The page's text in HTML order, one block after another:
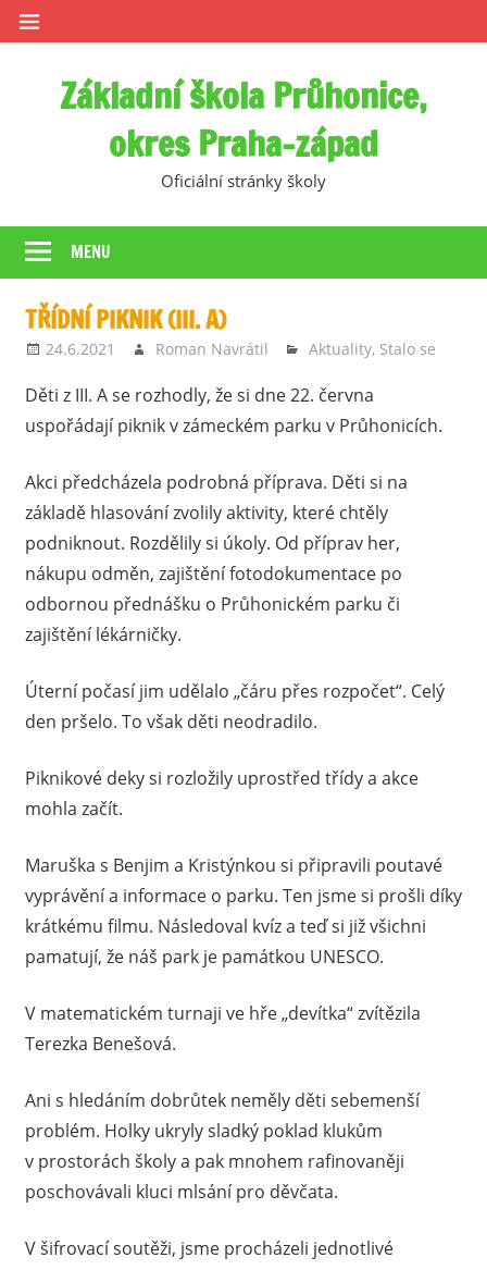
Skip
to
Základní škola Průhonice,
okres Praha-západ
Oficiální stránky školy
MENU
TŘÍDNÍ PIKNIK (III. A)
24.6.2021 Roman Navrátil Aktuality, Stalo se
Děti z III. A se rozhodly, že si dne 22. června
uspořádají piknik v zámeckém parku v Průhonicích.
Akci předcházela podrobná příprava. Děti si na
základě hlasování zvolily aktivity, které chtěly
podniknout. Rozdělily si úkoly. Od příprav her,
nákupu odměn, zajištění fotodokumentace po
odbornou přednášku o Průhonickém parku či
zajištění lékárničky.
Úterní počasí jim udělalo „čáru přes rozpočet“. Celý
den pršelo. To však děti neodradilo.
Piknikové deky si rozložily uprostřed třídy a akce
mohla začít.
Maruška s Benjim a Kristýnkou si připravili poutavé
vyprávění a informace o parku. Ten jsme si prošli díky
krátkému filmu. Následoval kvíz a teď si již všichni
pamatují, že náš park je památkou UNESCO.
V matematickém turnaji ve hře „devítka“ zvítězila
Terezka Benešová.
Ani s hledáním dobrůtek neměly děti sebemenší
problém. Holky ukryly sladký poklad klukům
v prostorách školy a pak mnohem rafinovaněji
poschovávali kluci mlsání pro děvčata.
V šifrovací soutěži, jsme procházeli jednotlivé